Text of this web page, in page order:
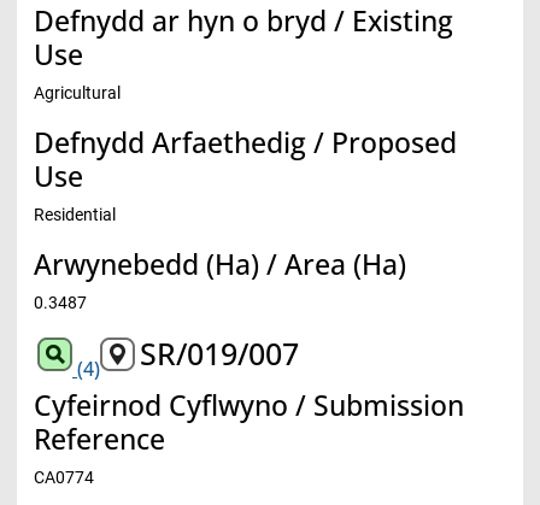
Defnydd ar hyn o bryd / Existing
Use
Agricultural
Defnydd Arfaethedig / Proposed
Use
Residential
Arwynebedd (Ha) / Area (Ha)
0.3487
(4) SR/019/007
Cyfeirnod Cyflwyno / Submission
Reference
CA0774